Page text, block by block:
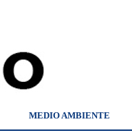
MEDIO AMBIENTE